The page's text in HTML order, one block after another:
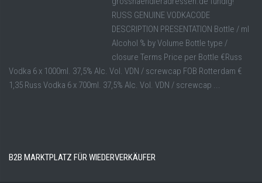
RUSS GENUINE VODKACODE
DESCRIPTION PRESENTATION Bottle / ml
Alcohol % by Volume Bottle type /
closure Terms Price per Bottle €Russ
Vodka 6 x 1000ml. 37,5% Alc. Vol. VDN / screwcap FOB Rotterdam €
1,35 Russ Vodka 6 x 700ml. 37,5% Alc. Vol. VDN / screwcap ...
B2B MARKTPLATZ FÜR WIEDERVERKÄUFER